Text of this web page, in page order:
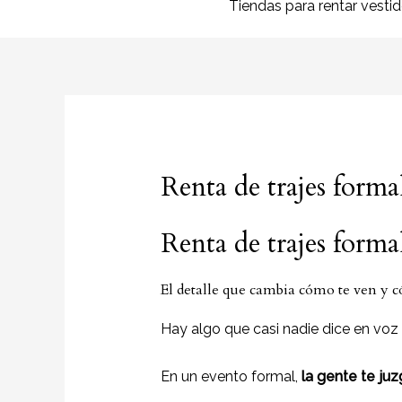
Tiendas para rentar
Renta de trajes
Renta de trajes
El detalle que cambia cómo te ven y
Hay algo que casi nadie dice en voz
En un evento formal, la gente te